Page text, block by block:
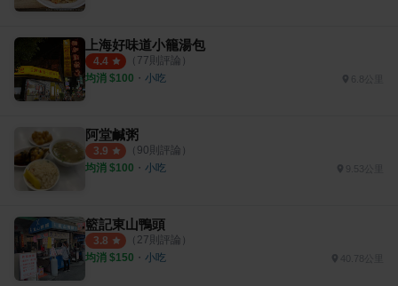
上海好味道小籠湯包
4.4 （ 77則評論）
均消 $100 ・ 小吃
阿堂鹹粥
3.9 （ 90則評論）
均消 $100 ・ 小吃 9.53公里
籃記東山鴨頭
3.8 （ 27則評論）
均消 $150 ・ 小吃 40.78公里